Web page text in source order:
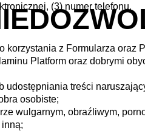
(3) numer telefonu.
korzystania z Formularza oraz
Platform oraz dobrymi
udostępniania treści
osobiste;
wulgarnym, obraźliwym,